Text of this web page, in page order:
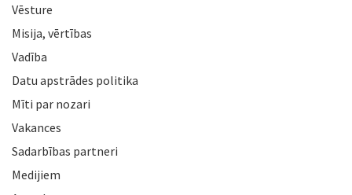
Vēsture
Misija, vērtības
Vadība
Datu apstrādes politika
Mīti par nozari
Vakances
Sadarbības partneri
Medijiem